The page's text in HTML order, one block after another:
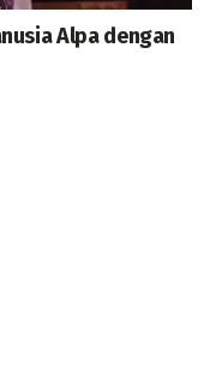
Alpa dengan